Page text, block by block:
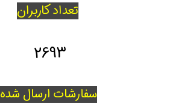
تعداد کاربران
سفارشات ارسال شده
2693